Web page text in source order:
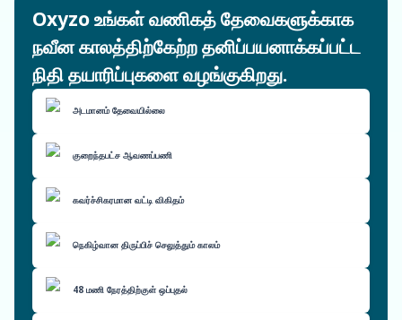
Oxyzo உங்கள் வணிகத் தேவைகளுக்காக
நவீன காலத்திற்கேற்ற தனிப்பயனாக்கப்பட்ட
நிதி தயாரிப்புகளை வழங்குகிறது.
அடமானம் தேவையில்லை
குறைந்தபட்ச ஆவணப்பணி
கவர்ச்சிகரமான வட்டி விகிதம்
நெகிழ்வான திருப்பிச் செலுத்தும் காலம்
48 மணி நேரத்திற்குள் ஒப்புதல்